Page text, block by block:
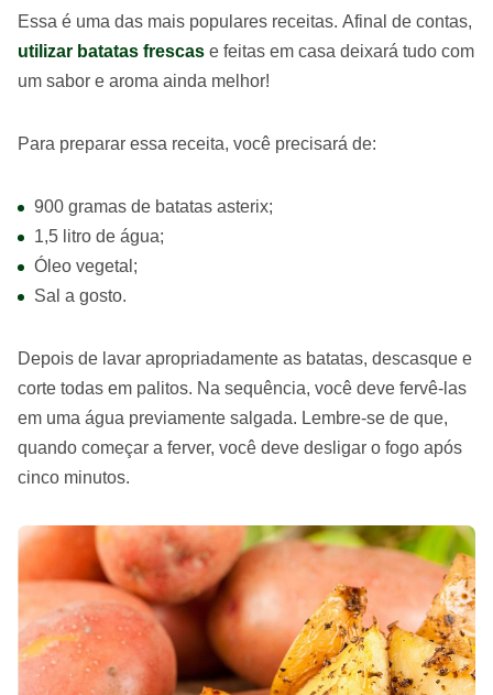
Essa é uma das mais populares receitas. Afinal de contas,
utilizar batatas frescas e feitas em casa deixará tudo com
um sabor e aroma ainda melhor!
Para preparar essa receita, você precisará de:
900 gramas de batatas asterix;
1,5 litro de água;
Óleo vegetal;
Sal a gosto.
Depois de lavar apropriadamente as batatas, descasque e
corte todas em palitos. Na sequência, você deve fervê-las
em uma água previamente salgada. Lembre-se de que,
quando começar a ferver, você deve desligar o fogo após
cinco minutos.